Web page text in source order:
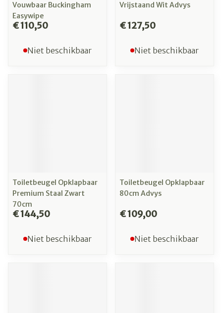
Vouwbaar Buckingham
Easywipe
€ 110,50
Niet beschikbaar
Vrijstaand Wit Advys
€ 127,50
Niet beschikbaar
Toiletbeugel Opklapbaar
Premium Staal Zwart
70cm
€ 144,50
Niet beschikbaar
Toiletbeugel Opklapbaar
80cm Advys
€ 109,00
Niet beschikbaar